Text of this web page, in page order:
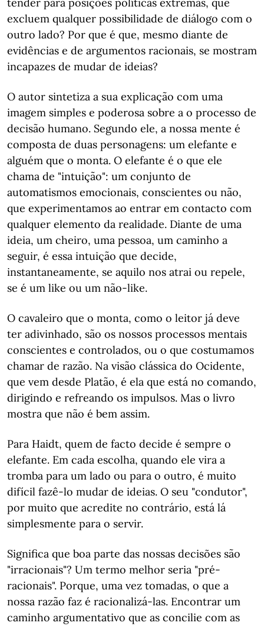
excluem qualquer possibilidade de diálogo com o
outro lado? Por que é que, mesmo diante de
evidências e de argumentos racionais, se mostram
incapazes de mudar de ideias?
O autor sintetiza a sua explicação com uma
imagem simples e poderosa sobre a o processo de
decisão humano. Segundo ele, a nossa mente é
composta de duas personagens: um elefante e
alguém que o monta. O elefante é o que ele
chama de "intuição": um conjunto de
automatismos emocionais, conscientes ou não,
que experimentamos ao entrar em contacto com
qualquer elemento da realidade. Diante de uma
ideia, um cheiro, uma pessoa, um caminho a
seguir, é essa intuição que decide,
instantaneamente, se aquilo nos atrai ou repele,
se é um like ou um não-like.
O cavaleiro que o monta, como o leitor já deve
ter adivinhado, são os nossos processos mentais
conscientes e controlados, ou o que costumamos
chamar de razão. Na visão clássica do Ocidente,
que vem desde Platão, é ela que está no comando,
dirigindo e refreando os impulsos. Mas o livro
mostra que não é bem assim.
Para Haidt, quem de facto decide é sempre o
elefante. Em cada escolha, quando ele vira a
tromba para um lado ou para o outro, é muito
difícil fazê-lo mudar de ideias. O seu "condutor",
por muito que acredite no contrário, está lá
simplesmente para o servir.
Significa que boa parte das nossas decisões são
"irracionais"? Um termo melhor seria "pré-
racionais". Porque, uma vez tomadas, o que a
nossa razão faz é racionalizá-las. Encontrar um
caminho argumentativo que as concilie com as